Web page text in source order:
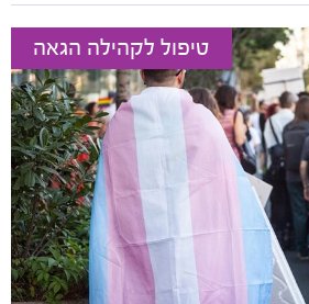
טיפול לקהילה הגאה